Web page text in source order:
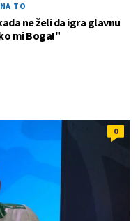
TO
ne želi da igra glavnu
mi Boga!"
0